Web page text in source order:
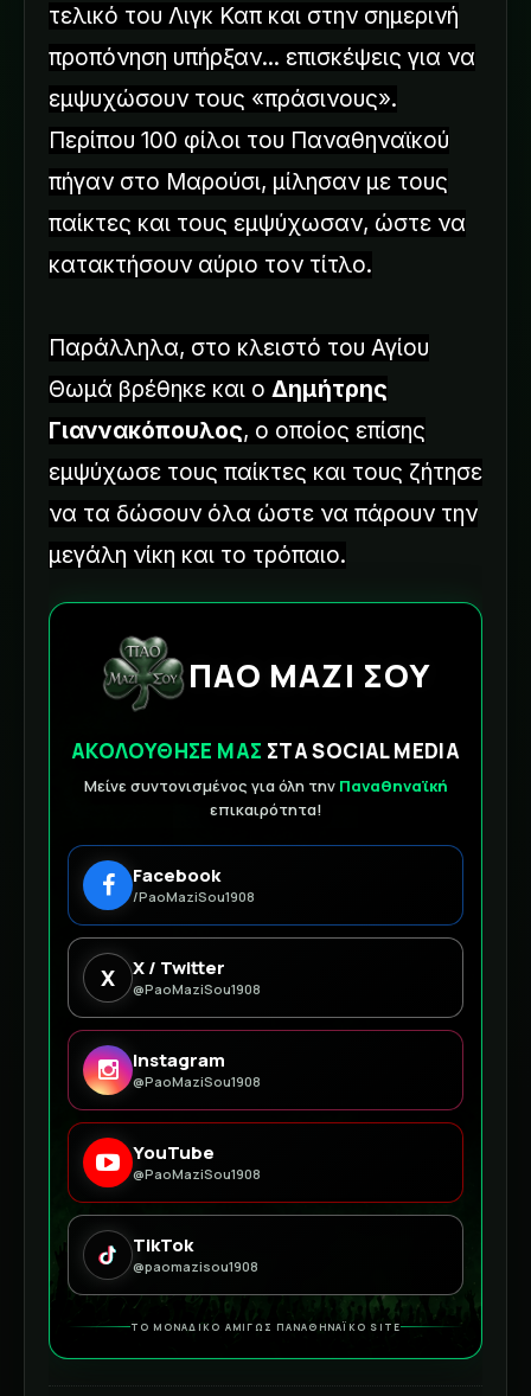
τελικό του Λιγκ Καπ και στην σημερινή
προπόνηση υπήρξαν... επισκέψεις για να
εμψυχώσουν τους «πράσινους».
Περίπου 100 φίλοι του Παναθηναϊκού
πήγαν στο Μαρούσι, μίλησαν με τους
παίκτες και τους εμψύχωσαν, ώστε να
κατακτήσουν αύριο τον τίτλο.
Παράλληλα, στο κλειστό του Αγίου
Θωμά βρέθηκε και ο Δημήτρης
Γιαννακόπουλος, ο οποίος επίσης
εμψύχωσε τους παίκτες και τους ζήτησε
να τα δώσουν όλα ώστε να πάρουν την
μεγάλη νίκη και το τρόπαιο.
ΠΑΟ ΜΑΖΙ ΣΟΥ
ΑΚΟΛΟΥΘΗΣΕ ΜΑΣ ΣΤΑ SOCIAL MEDIA
Μείνε συντονισμένος για όλη την Παναθηναϊκή
επικαιρότητα!
Facebook
/PaoMaziSou1908
X X / Twitter
@PaoMaziSou1908
Instagram
@PaoMaziSou1908
YouTube
@PaoMaziSou1908
TikTok
@paomazisou1908
ΤΟ ΜΟΝΑΔΙΚΟ ΑΜΙΓΩΣ ΠΑΝΑΘΗΝΑΪΚΟ SITE